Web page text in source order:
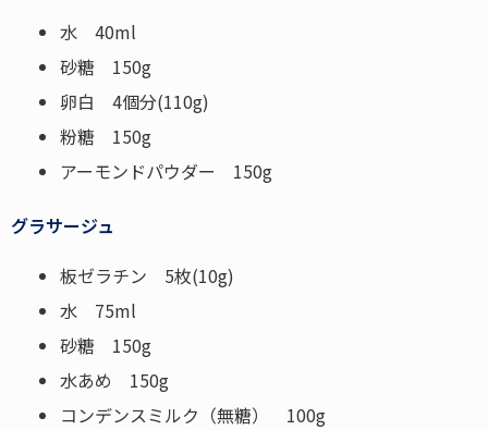
水 40ml
砂糖 150g
卵白 4個分(110g)
粉糖 150g
アーモンドパウダー 150g
グラサージュ
板ゼラチン 5枚(10g)
水 75ml
砂糖 150g
水あめ 150g
コンデンスミルク（無糖） 100g